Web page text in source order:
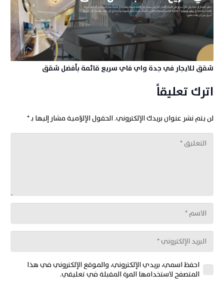
شقق للايجار في جدة واي فاي سريع قائمة بأفضل شقق
اترك تعليقاً
لن يتم نشر عنوان بريدك الإلكتروني.الحقول الإلزامية مشار إليها بـ*
احفظ اسمي، بريدي الإلكتروني، والموقع الإلكتروني في هذا
المتصفح لاستخدامها المرة المقبلة في تعليقي.